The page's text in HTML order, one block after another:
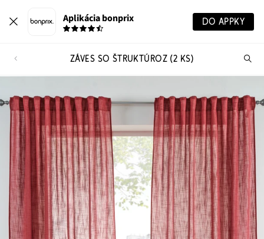
Aplikácia bonprix DO APPKY
ZÁVES SO ŠTRUKTÚROZ (2 KS)